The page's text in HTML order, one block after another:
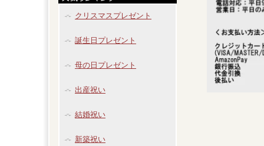
クリスマスプレゼント
誕生日プレゼント
母の日プレゼント
出産祝い
結婚祝い
新築祝い